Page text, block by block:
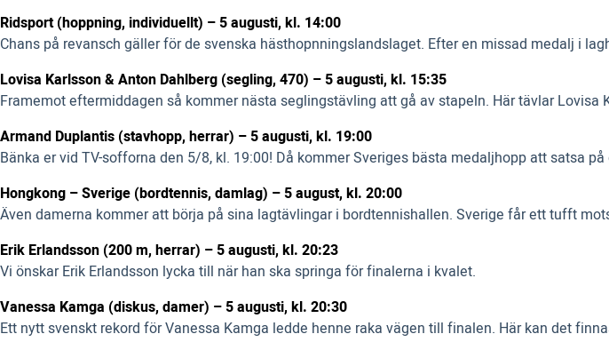
Ridsport (hoppning, individuellt) – 5 augusti, kl. 14:00
Chans på revansch gäller för de svenska hästhopnningslandslaget. Efter en missad medalj i
Lovisa Karlsson & Anton Dahlberg (segling, 470) – 5 augusti, kl. 15:35
Framemot eftermiddagen så kommer nästa seglingstävling att gå av stapeln. Här tävlar Lovisa
Armand Duplantis (stavhopp, herrar) – 5 augusti, kl. 19:00
Bänka er vid TV-sofforna den 5/8, kl. 19:00! Då kommer Sveriges bästa medaljhopp att satsa
Hongkong – Sverige (bordtennis, damlag) – 5 august, kl. 20:00
Även damerna kommer att börja på sina lagtävlingar i bordtennishallen. Sverige får ett tufft
Erik Erlandsson (200 m, herrar) – 5 augusti, kl. 20:23
Vi önskar Erik Erlandsson lycka till när han ska springa för finalerna i kvalet.
Vanessa Kamga (diskus, damer) – 5 augusti, kl. 20:30
Ett nytt svenskt rekord för Vanessa Kamga ledde henne raka vägen till finalen. Här kan det